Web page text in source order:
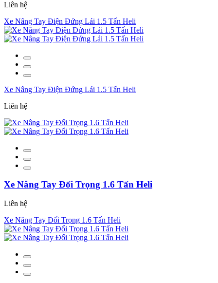
Liên hệ
Xe Nâng Tay Điện Đứng Lái 1.5 Tấn Heli
Xe Nâng Tay Điện Đứng Lái 1.5 Tấn Heli
Liên hệ
Xe Nâng Tay Đối Trọng 1.6 Tấn Heli
Liên hệ
Xe Nâng Tay Đối Trọng 1.6 Tấn Heli